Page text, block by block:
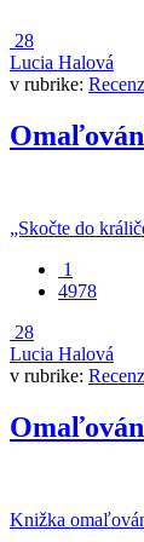
28
Lucia Halová
v rubrike:
„Skočte do
1
4978
28
Lucia Halová
v rubrike:
Knižka